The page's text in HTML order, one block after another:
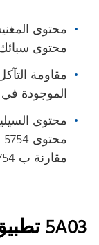
محتوى سبائك
الموجودة في 5754.
مقارنة ب 5754.
5A03 تطبيق صفائح الألمنيوم